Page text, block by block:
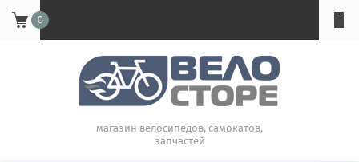
0
магазин велосипедов, самокатов,
запчастей